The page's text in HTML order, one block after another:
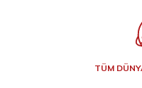
TÜM